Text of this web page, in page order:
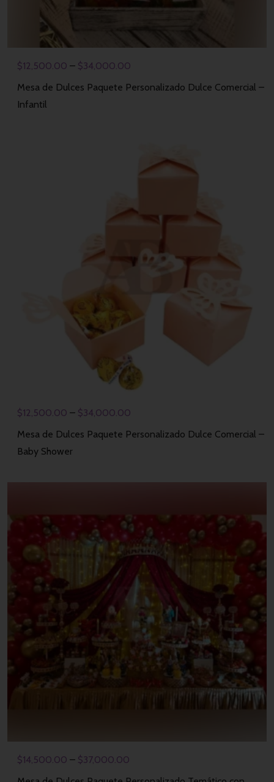
$12,500.00 – $34,000.00
Mesa de Dulces Paquete Personalizado Dulce Comercial –
Infantil
$12,500.00 – $34,000.00
Mesa de Dulces Paquete Personalizado Dulce Comercial –
Baby Shower
$14,500.00 – $37,000.00